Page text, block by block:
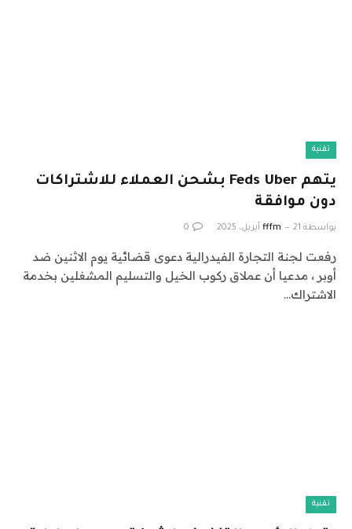
تقنية
يتهم Feds Uber بشحن العملاء للاشتراكات
دون موافقة
بواسطة fffm 21 أبريل، 2025 0
رفعت لجنة التجارة الفيدرالية دعوى قضائية يوم الاثنين ضد
أوبر ، مدعيا أن عملاق ركوب الخيل والتسليم المشغلين بخدمة
الاشتراك…
تقنية